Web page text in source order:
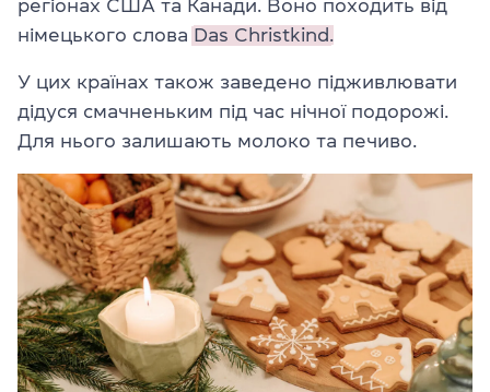
регіонах США та Канади. Воно походить від
німецького слова Das Christkind.
У цих країнах також заведено підживлювати
дідуся смачненьким під час нічної подорожі.
Для нього залишають молоко та печиво.